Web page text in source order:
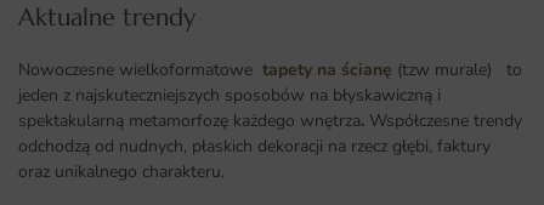
Aktualne trendy​
Nowoczesne wielkoformatowe tapety na ścianę (tzw murale) to
jeden z najskuteczniejszych sposobów na błyskawiczną i
spektakularną metamorfozę każdego wnętrza. Współczesne trendy
odchodzą od nudnych, płaskich dekoracji na rzecz głębi, faktury
oraz unikalnego charakteru.